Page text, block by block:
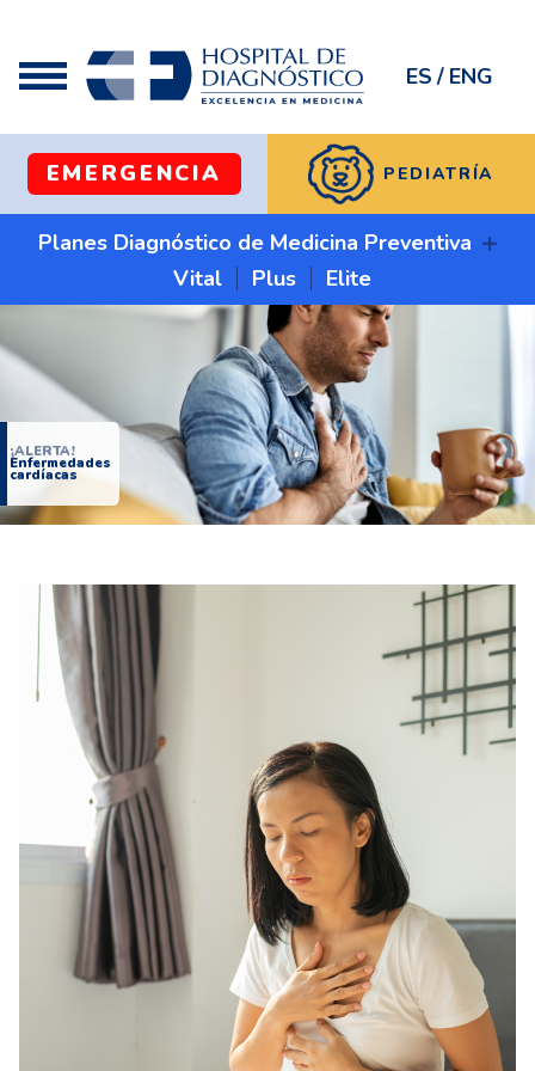
ES / ENG
EMERGENCIA PEDIATRÍA
Planes Diagnóstico de Medicina Preventiva +
Vital Plus Elite
¡ALERTA!
Enfermedades
cardíacas